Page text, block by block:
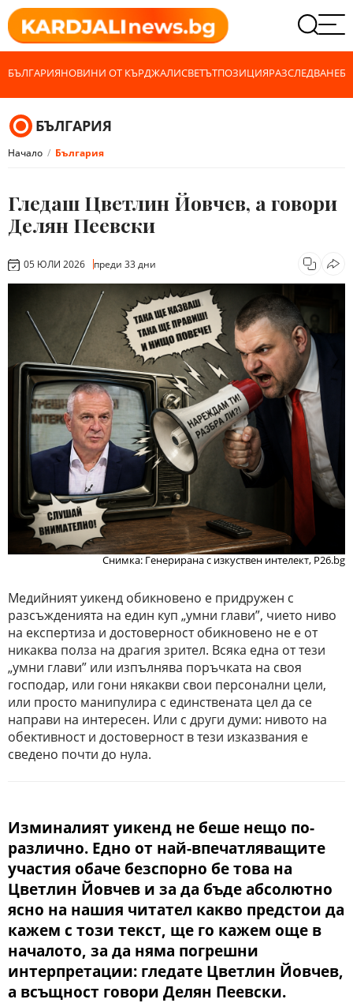
БЪЛГАРИЯНОВИНИ ОТ КЪРДЖАЛИСВЕТЪТПОЗИЦИЯРАЗСЛЕДВАНЕ
БЪЛГАРИЯ
Начало България
Гледаш Цветлин Йовчев, а говори
Делян Пеевски
05 ЮЛИ 2026 преди 33 дни
Снимка: Генерирана с изкуствен интелект, P26.bg
Медийният уикенд обикновено е придружен с
разсъжденията на един куп „умни глави”, чието ниво
на експертиза и достоверност обикновено не е от
никаква полза на драгия зрител. Всяка една от тези
„умни глави” или изпълнява поръчката на своя
господар, или гони някакви свои персонални цели,
или просто манипулира с единствената цел да се
направи на интересен. Или с други думи: нивото на
обективност и достоверност в тези изказвания е
сведено почти до нула.
Изминалият уикенд не беше нещо по-
различно. Едно от най-впечатляващите
участия обаче безспорно бе това на
Цветлин Йовчев и за да бъде абсолютно
ясно на нашия читател какво предстои да
кажем с този текст, ще го кажем още в
началото, за да няма погрешни
интерпретации: гледате Цветлин Йовчев,
а всъщност говори Делян Пеевски.